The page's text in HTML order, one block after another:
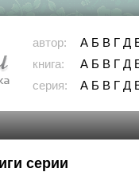
автор: А Б В Г Д
книга:
А Б В Г Д
серия:
А Б В Г Д
серии